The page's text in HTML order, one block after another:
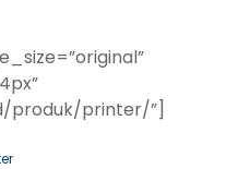
produk/printer/”]